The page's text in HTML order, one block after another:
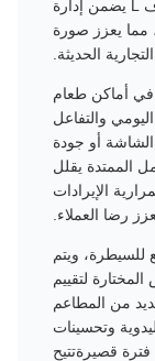
الخدمةالهيكل المتكامل على شكل حرف L يضمن إدارة
مما يعزز صورة
الحديثة.
في أماكن طعام
والتفاعل
أو جودة
الممتدة يقلل
الإيرادات
رضا العملاء.
للسيطرة، ويتم
لتقييم
من المطاعم
وتحسينات
قصيرةتتيح